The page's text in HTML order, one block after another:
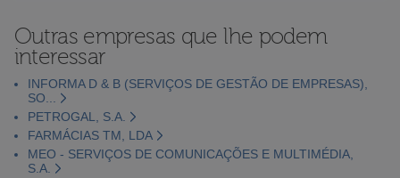
Outras empresas que lhe podem
interessar
INFORMA D & B (SERVIÇOS DE GESTÃO DE EMPRESAS),
SO...
PETROGAL, S.A.
FARMÁCIAS TM, LDA
MEO - SERVIÇOS DE COMUNICAÇÕES E MULTIMÉDIA,
S.A.